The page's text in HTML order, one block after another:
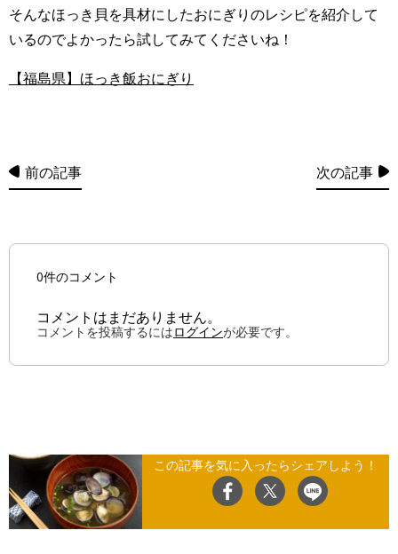
そんなほっき貝を具材にしたおにぎりのレシピを紹介して
いるのでよかったら試してみてくださいね！
【福島県】ほっき飯おにぎり
前の記事 次の記事
0件のコメント
コメントはまだありません。
コメントを投稿するにはログインが必要です。
この記事を気に入ったらシェアしよう！